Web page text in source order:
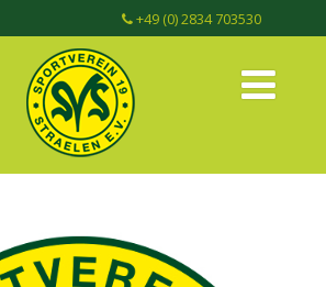
+49 (0) 2834 703530